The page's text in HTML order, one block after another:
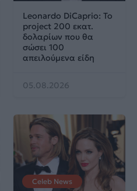
Leonardo DiCaprio: Το
project 200 εκατ.
δολαρίων που θα
σώσει 100
απειλούμενα είδη
05.08.2026
Celeb News